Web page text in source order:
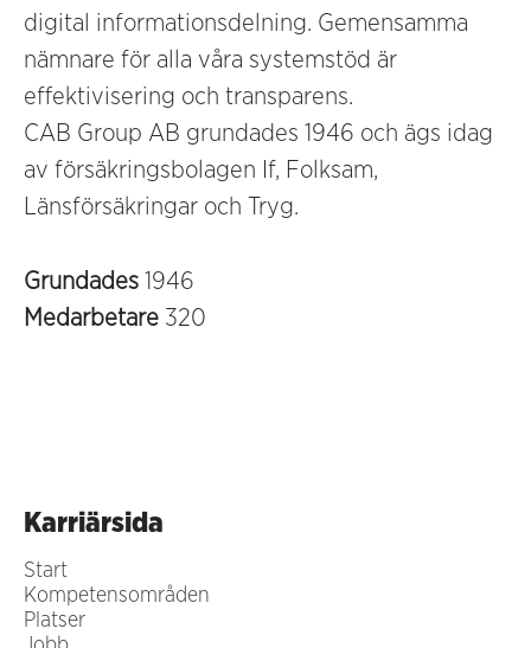
digital informationsdelning. Gemensamma
nämnare för alla våra systemstöd är
effektivisering och transparens.
CAB Group AB grundades 1946 och ägs idag
av försäkringsbolagen If, Folksam,
Länsförsäkringar och Tryg.
Grundades 1946
Medarbetare 320
Karriärsida
Start
Kompetensområden
Platser